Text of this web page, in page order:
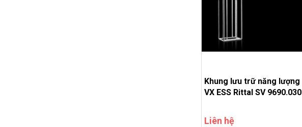
Khung lưu trữ năng lượng
VX ESS Rittal SV 9690.030
Liên hệ